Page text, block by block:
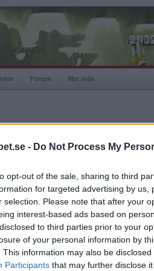
- Do Not Process My
opt-out of the sale, sharing to third
for targeted advertising by
selection. Please note that after your
interest-based ads based on
to third parties prior to your
of your personal information by
This information may also be
Participants that may further disclose
Forum Min sida
Högsta rating2008-07-10
1480
Rankad
937
Rullningar
8
Matcher
1745
Vunna
806